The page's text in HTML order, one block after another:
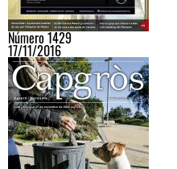
Número 1429
17/11/2016